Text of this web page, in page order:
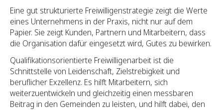
Eine gut strukturierte Freiwilligenstrategie zeigt die Werte
eines Unternehmens in der Praxis, nicht nur auf dem
Papier. Sie zeigt Kunden, Partnern und Mitarbeitern, dass
die Organisation dafür eingesetzt wird, Gutes zu bewirken.
Qualifikationsorientierte Freiwilligenarbeit ist die
Schnittstelle von Leidenschaft, Zielstrebigkeit und
beruflicher Exzellenz. Es hilft Mitarbeitern, sich
weiterzuentwickeln und gleichzeitig einen messbaren
Beitrag in den Gemeinden zu leisten, und hilft dabei, den